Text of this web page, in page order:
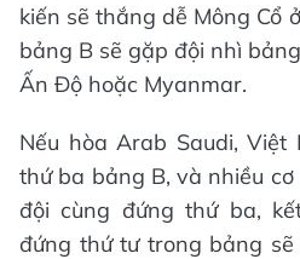
kiến sẽ thắng dễ Mông Cổ
bảng B sẽ gặp đội nhì
Ấn Độ hoặc Myanmar.
Nếu hòa Arab Saudi, Việt
thứ ba bảng B, và nhiều
đội cùng đứng thứ ba,
đứng thứ tư trong bảng